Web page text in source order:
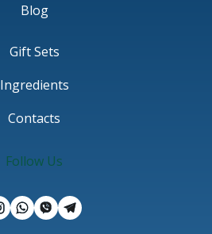
Blog
Gift Sets
Ingredients
Contacts
Follow Us